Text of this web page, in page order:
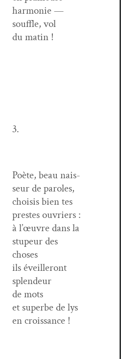
harmonie —
souf­fle, vol
du matin !
3.
Poète, beau nais­
seur de paroles,
choi­sis bien tes
prestes ouvriers :
à l’œuvre dans la
stu­peur des
choses
ils éveilleront
splen­deur
de mots
et superbe de lys
en croissance !